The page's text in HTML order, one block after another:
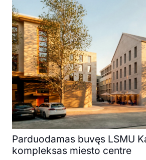
Parduodamas buvęs LSMU
kompleksas miesto centre